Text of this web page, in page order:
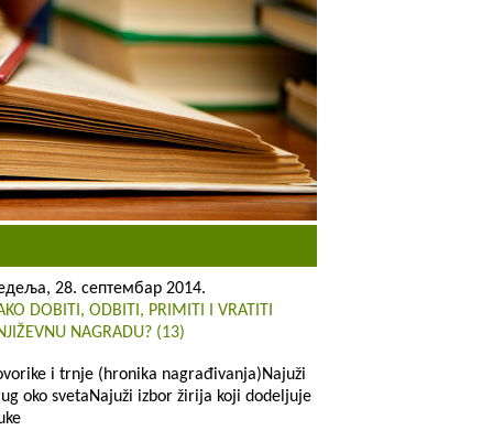
28. септембар 2014.
DOBITI, ODBITI, PRIMITI I VRATITI
NAGRADU? (13)
i trnje (hronika nagrađivanja)Najuži
oko svetaNajuži izbor žirija koji dodeljuje